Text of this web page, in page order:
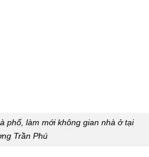
phố, làm mới không gian nhà ở tại
Trần Phú